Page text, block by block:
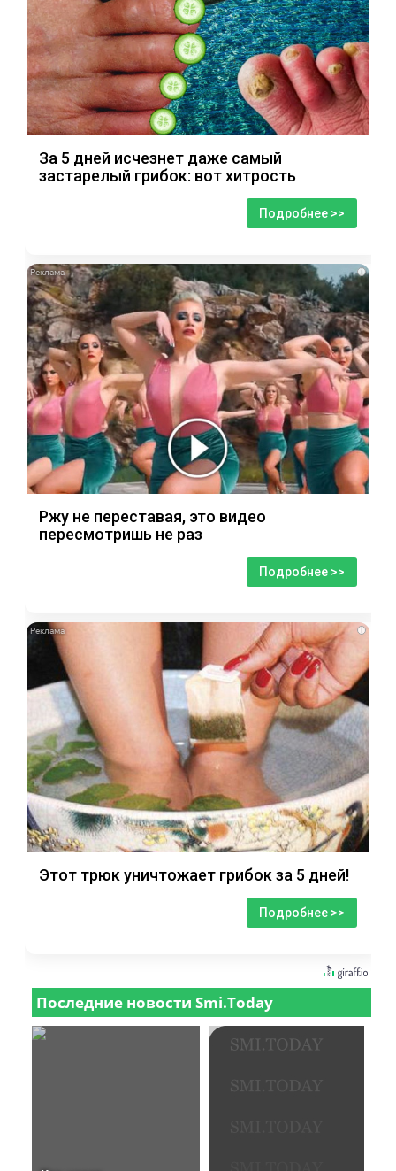
За 5 дней исчезнет даже самый
застарелый грибок: вот хитрость
Подробнее >>
i
Ржу не переставая, это видео
пересмотришь не раз
Подробнее >>
i
Этот трюк уничтожает грибок за 5 дней!
Подробнее >>